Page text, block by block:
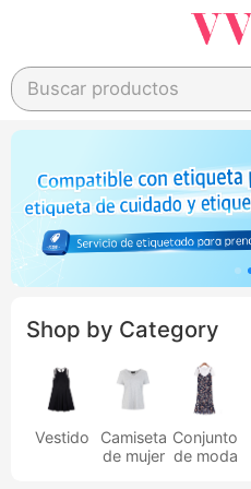
Buscar productos
Shop by Category
Vestido
Camiseta
de mujer
Conjunto
de moda